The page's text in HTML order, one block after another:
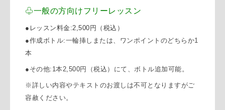
♧一般の方向けフリーレッスン
●レッスン料金:2,500円 （税込）
●作成ボトル:一輪挿しまたは、ワンポイントのどちらか1
本
●その他:1本2,500円 （税込） にて、ボトル追加可能。
※詳しい内容やテキストのお渡しは不可となりますがご
容赦ください。